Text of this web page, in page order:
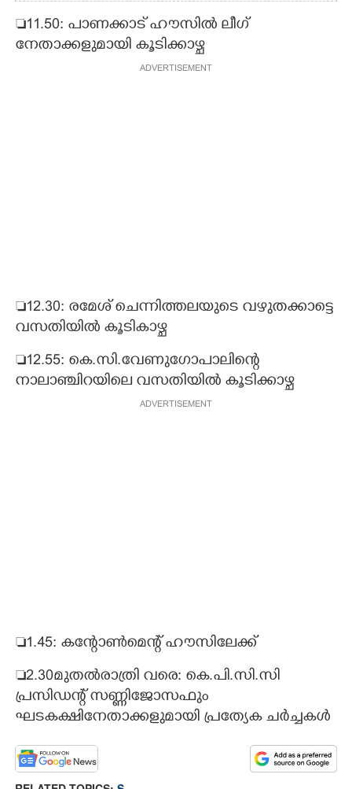
11.50: പാണക്കാട് ഹൗസിൽ ലീഗ്
നേതാക്കളുമായി കൂടിക്കാഴ്ച
ADVERTISEMENT
12.30: രമേശ് ചെന്നിത്തലയുടെ വഴുതക്കാട്ടെ
വസതിയിൽ കൂടികാഴ്ച
12.55: കെ.സി.വേണുഗോപാലിന്റെ
നാലാഞ്ചിറയിലെ വസതിയിൽ കൂടിക്കാഴ്ച
ADVERTISEMENT
1.45: കന്റോൺമെന്റ് ഹൗസിലേക്ക്
2.30മുതൽരാത്രി വരെ: കെ.പി.സി.സി
പ്രസിഡന്റ് സണ്ണിജോസഫും
ഘടകക്ഷിനേതാക്കളുമായി പ്രത്യേക ചർച്ചകൾ